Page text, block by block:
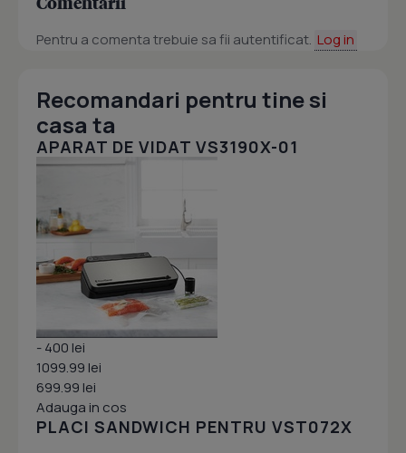
Pentru a comenta trebuie sa fii autentificat. Log in
Recomandari pentru tine si
casa ta
APARAT DE VIDAT VS3190X-01
- 400 lei
1099.99 lei
699.99 lei
Adauga in cos
PLACI SANDWICH PENTRU VST072X